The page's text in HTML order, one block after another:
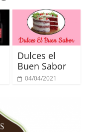
Dulces el
Buen Sabor
04/04/2021